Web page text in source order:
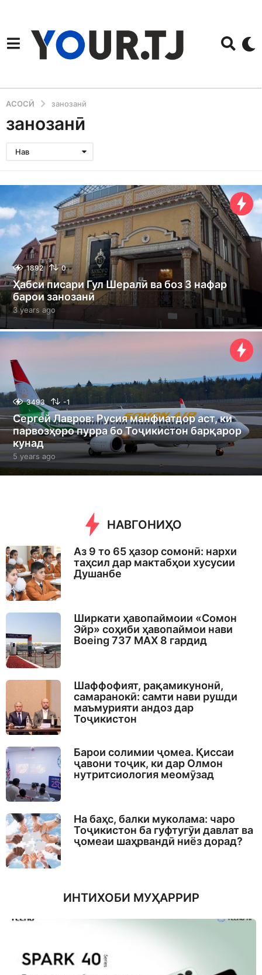
АСОСӢ занозанӣ
занозанӣ
Нав
1892 0
Ҳабси писари Гул Шералӣ ва боз 3 нафар
барои занозанӣ
3 years ago
y
e
g
o
3493 -1
Сергей Лавров: Русия манфиатдор аст, ки
парвозҳоро пурра бо Тоҷикистон барқарор
кунад
5 years ago
y
e
o
НАВГОНИҲО
Аз 9 то 65 ҳазор сомонӣ: нархи
таҳсил дар мактабҳои хусусии
Душанбе
Ширкати ҳавопаймоии «Сомон
Эйр» соҳиби ҳавопаймои нави
Boeing 737 MAX 8 гардид
Шаффофият, рақамикунонӣ,
самаранокӣ: самти нави рушди
маъмурияти андоз дар
Тоҷикистон
Барои солимии ҷомеа. Қиссаи
ҷавони тоҷик, ки дар Олмон
нутритсиология меомӯзад
На баҳс, балки муколама: чаро
Тоҷикистон ба гуфтугӯи давлат ва
ҷомеаи шаҳрвандӣ ниёз дорад?
ИНТИХОБИ МУҲАРРИР